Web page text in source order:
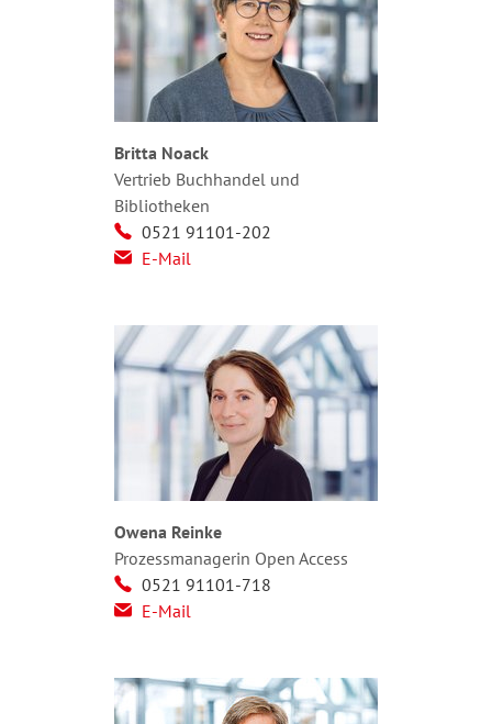
Britta Noack
Vertrieb Buchhandel und
Bibliotheken
0521 91101-202
E-Mail
Owena Reinke
Prozessmanagerin Open Access
0521 91101-718
E-Mail